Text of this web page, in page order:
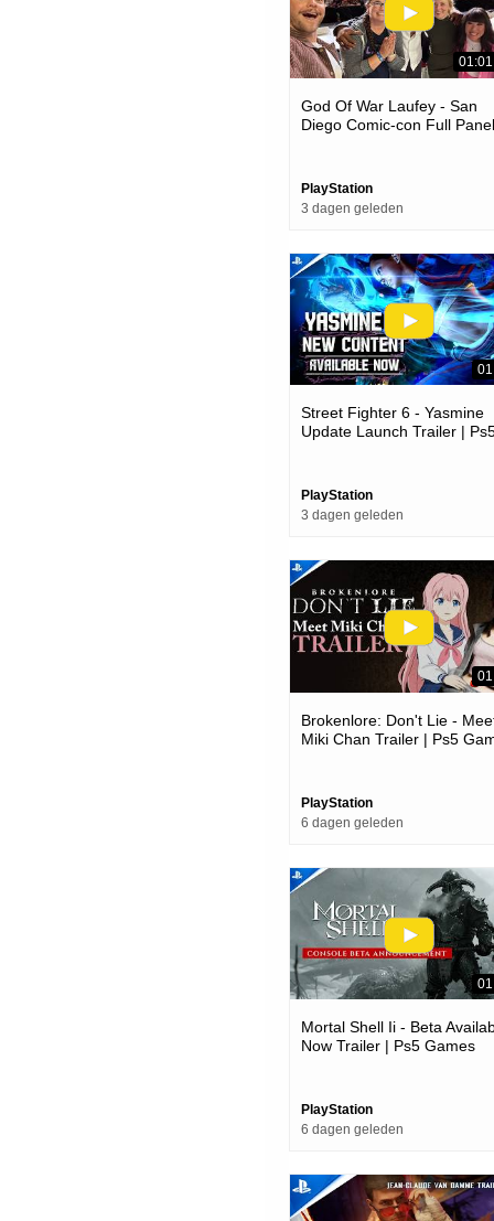
God Of War Laufey - San
Diego Comic-con Full
PlayStation
3 dagen geleden
Street Fighter 6 - Yasmine
Update Launch Trailer |
PlayStation
3 dagen geleden
Brokenlore: Don't Lie -
Miki Chan Trailer | Ps5
PlayStation
6 dagen geleden
Mortal Shell Ii - Beta
Now Trailer | Ps5 Games
PlayStation
6 dagen geleden